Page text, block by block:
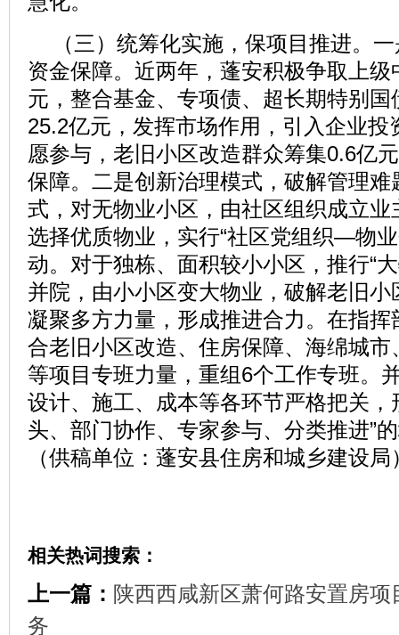
（三）统筹化实施，保项目推进。
资金保障。近两年，蓬安积极争取上
元，整合基金、专项债、超长期特别
25.2亿元，发挥市场作用，引入企业
愿参与，老旧小区改造群众筹集0.6亿
保障。二是创新治理模式，破解管理难
式，对无物业小区，由社区组织成立
选择优质物业，实行“社区党组织—物
动。对于独栋、面积较小小区，推行“
并院，由小小区变大物业，破解老旧
凝聚多方力量，形成推进合力。在指
合老旧小区改造、住房保障、海绵城
等项目专班力量，重组6个工作专班。
设计、施工、成本等各环节严格把关，
头、部门协作、专家参与、分类推进”
（供稿单位： 蓬安县住房和城乡建设局
相关热词搜索：
上一篇： 陕西西咸新区萧何路安置房
务